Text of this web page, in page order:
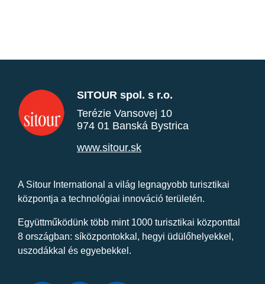
SITOUR spol. s r.o.
Terézie Vansovej 10
974 01 Banská Bystrica
www.sitour.sk
A Sitour International a világ legnagyobb turisztikai
központja a technológiai innováció területén.
Együttműködünk több mint 1000 turisztikai központtal
8 országban: síközpontokkal, hegyi üdülőhelyekkel,
uszodákkal és egyebekkel.